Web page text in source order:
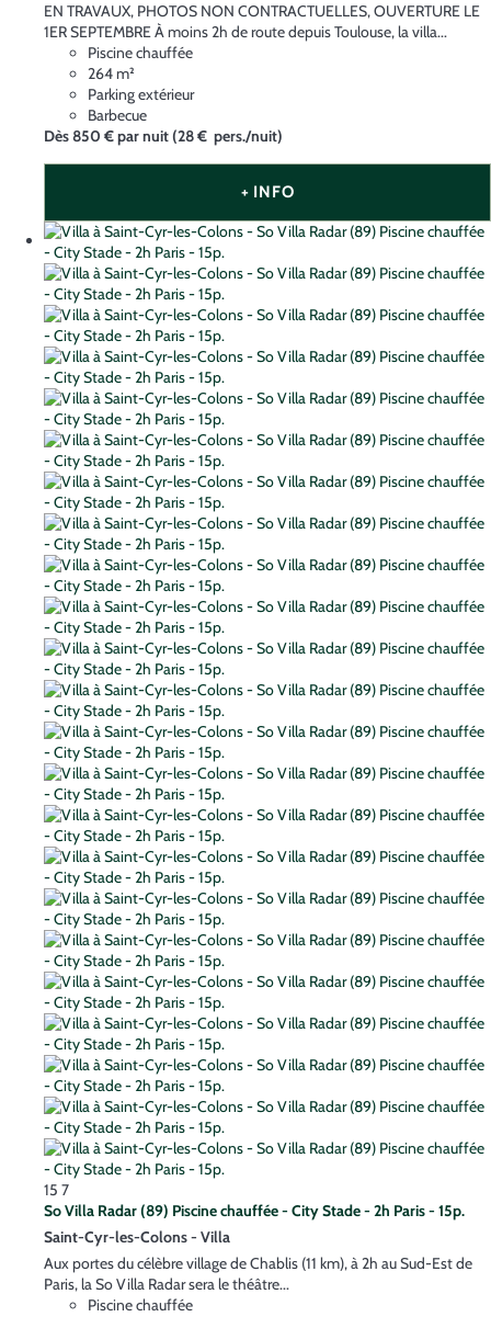
EN TRAVAUX, PHOTOS NON CONTRACTUELLES, OUVERTURE LE
1ER SEPTEMBRE À moins 2h de route depuis Toulouse, la villa...
Piscine chauffée
264 m²
Parking extérieur
Barbecue
Dès850 €par nuit(28 € pers./nuit)
+ INFO
15 7
So Villa Radar (89) Piscine chauffée - City Stade - 2h Paris - 15p.
Saint-Cyr-les-Colons - Villa
Aux portes du célèbre village de Chablis (11 km), à 2h au Sud-Est de
Paris, la So Villa Radar sera le théâtre...
Piscine chauffée